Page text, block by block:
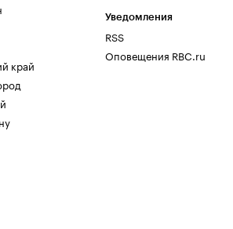
край
Уведомления
RSS
Оповещения RBC.ru